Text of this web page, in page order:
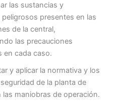
las sustancias y
peligrosos presentes en las
de la central,
las precauciones
en cada caso.
y aplicar la normativa y los
de la planta de
las maniobras de operación.